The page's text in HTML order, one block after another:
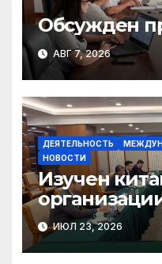
Обсужден
АВГ 7, 2026
ДЕЯТЕЛЬНОСТЬ
НОВОСТИ
Изучен
и
ИЮЛ 23, 2026